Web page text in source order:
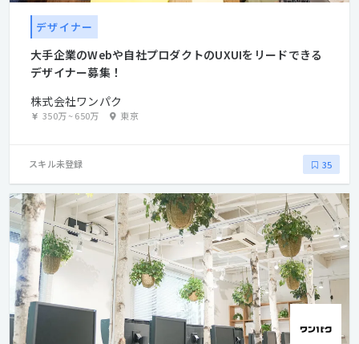
デザイナー
大手企業のWebや自社プロダクトのUXUIをリードできる
デザイナー募集！
株式会社ワンパク
350万~650万 東京
スキル未登録 35